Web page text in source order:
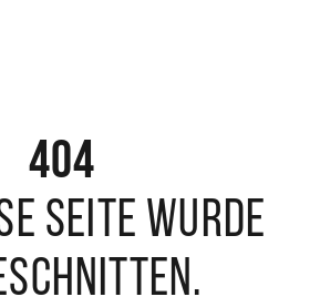
404
Seite wurde